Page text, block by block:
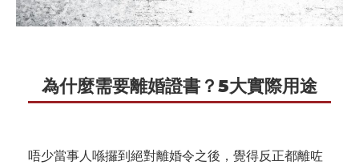
為什麼需要離婚證書？5大實際用途
唔少當事人喺攞到絕對離婚令之後，覺得反正都離咗